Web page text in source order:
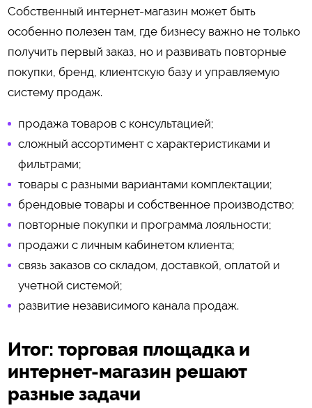
Собственный интернет-магазин может быть
особенно полезен там, где бизнесу важно не только
получить первый заказ, но и развивать повторные
покупки, бренд, клиентскую базу и управляемую
систему продаж.
продажа товаров с консультацией;
сложный ассортимент с характеристиками и
фильтрами;
товары с разными вариантами комплектации;
брендовые товары и собственное производство;
повторные покупки и программа лояльности;
продажи с личным кабинетом клиента;
связь заказов со складом, доставкой, оплатой и
учетной системой;
развитие независимого канала продаж.
Итог: торговая площадка и
интернет-магазин решают
разные задачи